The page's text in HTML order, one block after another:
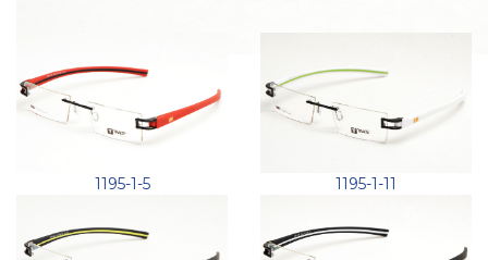
1195-1-5 1195-1-11